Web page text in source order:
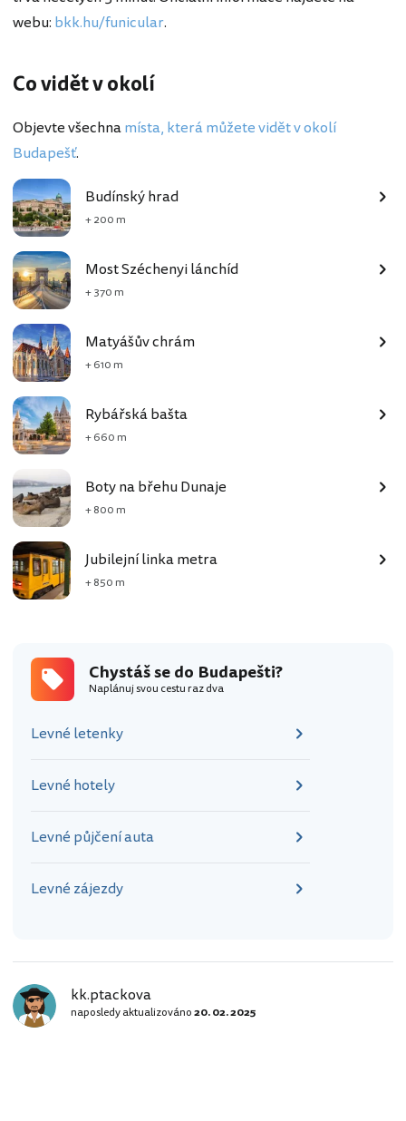
webu: bkk.hu/funicular.
Co vidět v okolí
Objevte všechnamísta, která můžete vidět v okolí
Budapešť.
Budínský hrad
+ 200 m
Most Széchenyi lánchíd
+ 370 m
Matyášův chrám
+ 610 m
Rybářská bašta
+ 660 m
Boty na břehu Dunaje
+ 800 m
Jubilejní linka metra
+ 850 m
Chystáš se do Budapešti?
Naplánuj svou cestu raz dva
Levné letenky
Levné hotely
Levné půjčení auta
Levné zájezdy
kk.ptackova
naposledy aktualizováno20. 02. 2025